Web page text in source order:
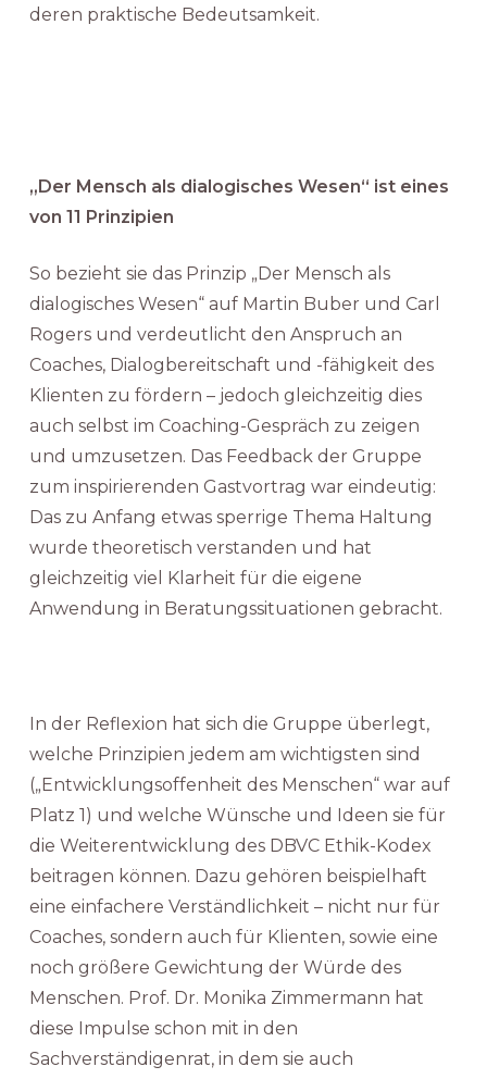
deren praktische Bedeutsamkeit.
„Der Mensch als dialogisches Wesen“ ist eines
von 11 Prinzipien
So bezieht sie das Prinzip „Der Mensch als
dialogisches Wesen“ auf Martin Buber und Carl
Rogers und verdeutlicht den Anspruch an
Coaches, Dialogbereitschaft und -fähigkeit des
Klienten zu fördern – jedoch gleichzeitig dies
auch selbst im Coaching-Gespräch zu zeigen
und umzusetzen. Das Feedback der Gruppe
zum inspirierenden Gastvortrag war eindeutig:
Das zu Anfang etwas sperrige Thema Haltung
wurde theoretisch verstanden und hat
gleichzeitig viel Klarheit für die eigene
Anwendung in Beratungssituationen gebracht.
In der Reflexion hat sich die Gruppe überlegt,
welche Prinzipien jedem am wichtigsten sind
(„Entwicklungsoffenheit des Menschen“ war auf
Platz 1) und welche Wünsche und Ideen sie für
die Weiterentwicklung des DBVC Ethik-Kodex
beitragen können. Dazu gehören beispielhaft
eine einfachere Verständlichkeit – nicht nur für
Coaches, sondern auch für Klienten, sowie eine
noch größere Gewichtung der Würde des
Menschen. Prof. Dr. Monika Zimmermann hat
diese Impulse schon mit in den
Sachverständigenrat, in dem sie auch